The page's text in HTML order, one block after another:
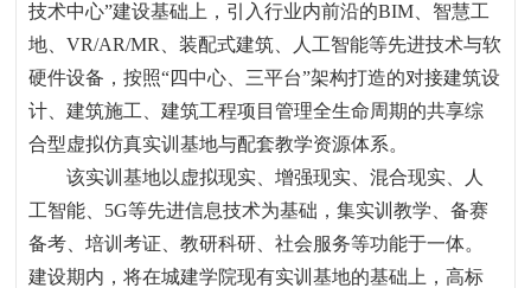
技术中心”建设基础上，引入行业内前沿的BIM 、智慧工
地、VR/AR/MR
、装配式建筑、人工智能等先进技术与软
硬件设备，按照“四中心、三平台”架构打造的对接建筑设
计、建筑施工、建筑工程项目管理全生命周期的共享综
合型虚拟仿真实训基地与配套教学资源体系。
该实训基地以虚拟现实、增强现实、混合现实、人
工智能、 5G等先进信息技术为基础，集实训教学、备赛
备考、培训考证、教研科研、社会服务等功能于一体。
建设期内，将在城建学院现有实训基地的基础上，高标